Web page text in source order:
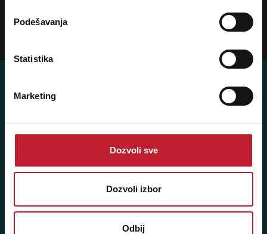
Podešavanja
Statistika
Marketing
Dozvoli sve
Dozvoli izbor
Odbij
11103 Beograd, Srbija
Pišite nam: info@player.rs
Pozovite nas: +381 11 33-47-615
Sms/Viber/WhatsApp
060/6470116